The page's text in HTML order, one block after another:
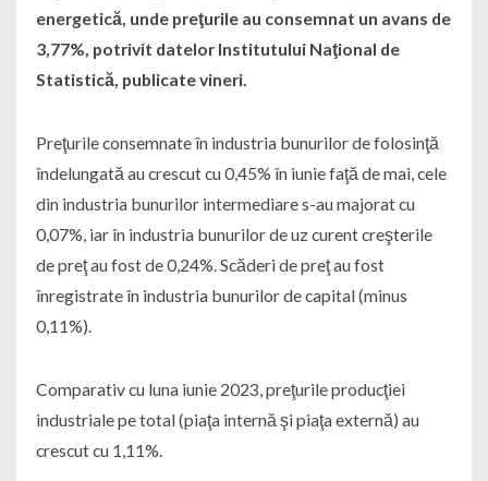
energetică, unde preţurile au consemnat un avans de
3,77%, potrivit datelor Institutului Naţional de
Statistică, publicate vineri.
Preţurile consemnate în industria bunurilor de folosinţă
îndelungată au crescut cu 0,45% în iunie faţă de mai, cele
din industria bunurilor intermediare s-au majorat cu
0,07%, iar în industria bunurilor de uz curent creşterile
de preţ au fost de 0,24%. Scăderi de preţ au fost
înregistrate în industria bunurilor de capital (minus
0,11%).
Comparativ cu luna iunie 2023, preţurile producţiei
industriale pe total (piaţa internă şi piaţa externă) au
crescut cu 1,11%.